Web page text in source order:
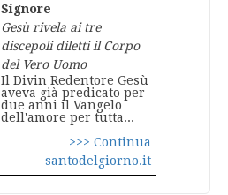
Signore
Gesù rivela ai tre
discepoli diletti il Corpo
del Vero Uomo
Il Divin Redentore Gesù
aveva già predicato per
due anni il Vangelo
dell'amore per tutta...
>>> Continua
santodelgiorno.it